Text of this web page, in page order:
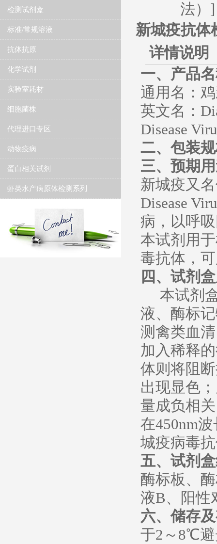
检测试剂盒
标准/常规溶液
抗体抗原
化学试剂
实验室耗材
细胞菌株
代理进口专区
动物疫病
蛋白相关试剂
虾类水产病原体检测系列
法）]
新城疫抗体
详情说明
一、产品
通用名：
英文名：
Disease
二、包装
三、预期
新城疫又
Disease
病，以呼
本试剂用
毒抗体，
四、试剂
本试剂盒
液、酶标
测禽类血
加入稀释
体则将阻
出现显色
量成负相
在450nm
城疫病毒
五、试剂
酶标板、
液B、阳性
六、储存
于2～8℃避